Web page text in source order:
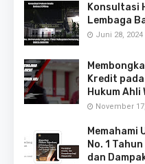
Konsultasi
Lembaga
Juni 28, 2024
Kredit
Hukum
November
Memahami
No. 1
dan